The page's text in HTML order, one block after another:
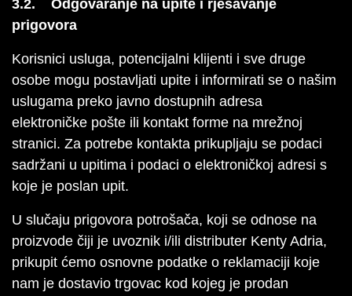
3.2. Odgovaranje na upite i rješavanje
prigovora
Korisnici usluga, potencijalni klijenti i sve druge
osobe mogu postavljati upite i informirati se o našim
uslugama preko javno dostupnih adresa
elektroničke pošte ili kontakt forme na mrežnoj
stranici. Za potrebe kontakta prikupljaju se podaci
sadržani u upitima i podaci o elektroničkoj adresi s
koje je poslan upit.
U slučaju prigovora potrošača, koji se odnose na
proizvode čiji je uvoznik i/ili distributer Kenty Adria,
prikupit ćemo osnovne podatke o reklamaciji koje
nam je dostavio trgovac kod kojeg je prodan